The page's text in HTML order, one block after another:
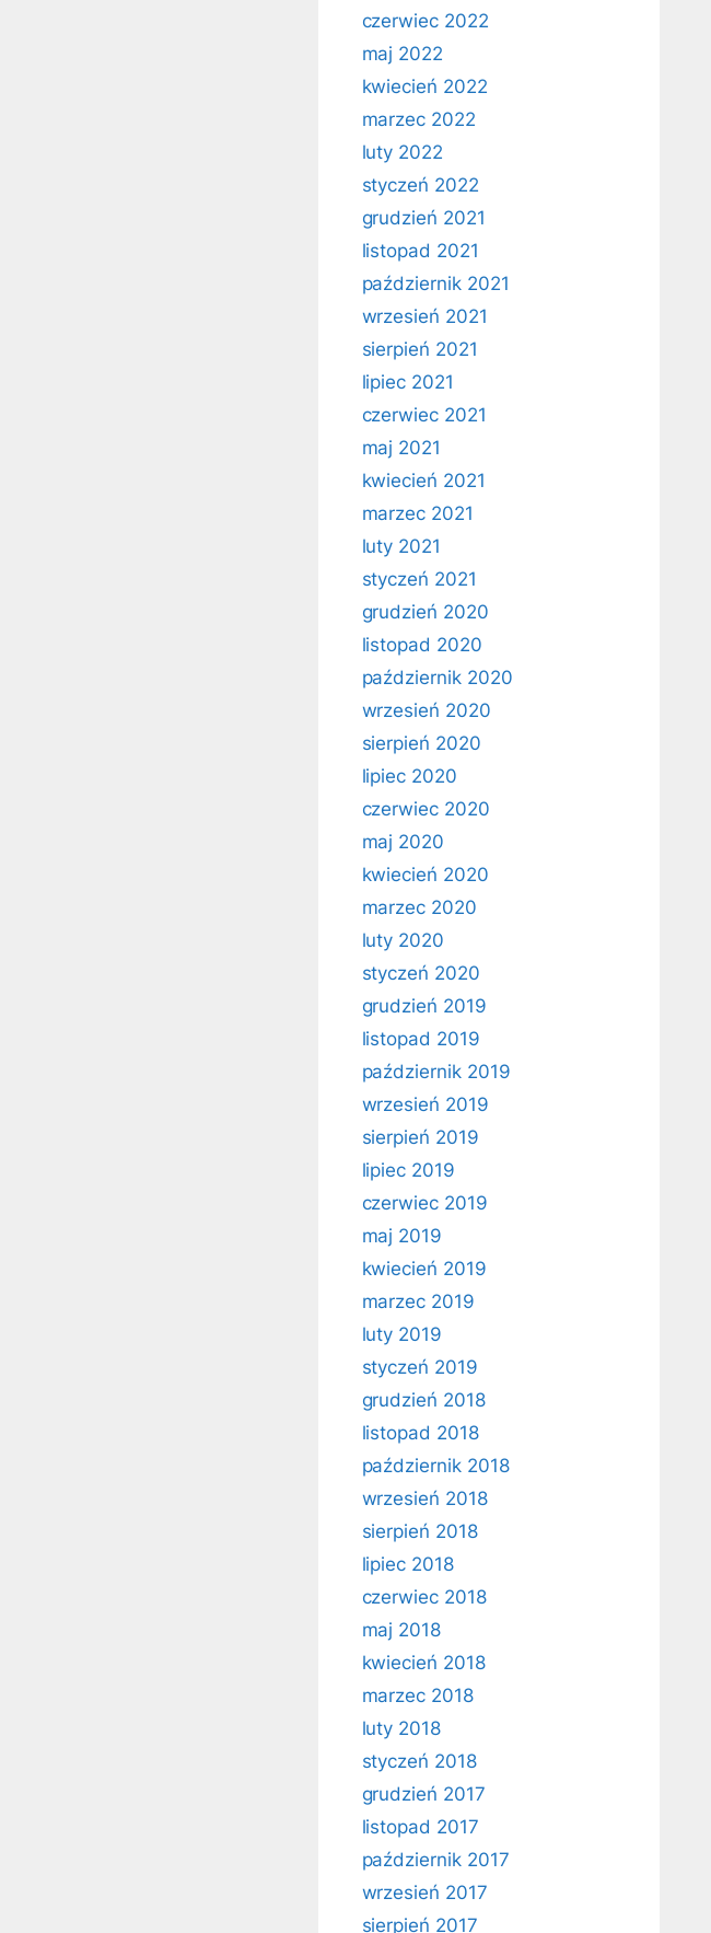
czerwiec 2022
maj 2022
kwiecień 2022
marzec 2022
luty 2022
styczeń 2022
grudzień 2021
listopad 2021
październik 2021
wrzesień 2021
sierpień 2021
lipiec 2021
czerwiec 2021
maj 2021
kwiecień 2021
marzec 2021
luty 2021
styczeń 2021
grudzień 2020
listopad 2020
październik 2020
wrzesień 2020
sierpień 2020
lipiec 2020
czerwiec 2020
maj 2020
kwiecień 2020
marzec 2020
luty 2020
styczeń 2020
grudzień 2019
listopad 2019
październik 2019
wrzesień 2019
sierpień 2019
lipiec 2019
czerwiec 2019
maj 2019
kwiecień 2019
marzec 2019
luty 2019
styczeń 2019
grudzień 2018
listopad 2018
październik 2018
wrzesień 2018
sierpień 2018
lipiec 2018
czerwiec 2018
maj 2018
kwiecień 2018
marzec 2018
luty 2018
styczeń 2018
grudzień 2017
listopad 2017
październik 2017
wrzesień 2017
sierpień 2017